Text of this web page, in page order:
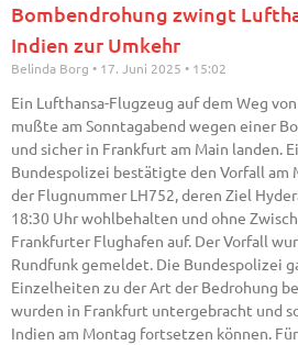
Bombendrohung zwingt
Indien zur Umkehr
Belinda Borg 17. Juni 2025 15:02
Ein Lufthansa-Flugzeug auf dem Weg
mußte am Sonntagabend wegen einer
und sicher in Frankfurt am Main landen.
Bundespolizei bestätigte den Vorfall am
der Flugnummer LH752, deren Ziel
18:30 Uhr wohlbehalten und ohne
Frankfurter Flughafen auf. Der Vorfall
Rundfunk gemeldet. Die Bundespolizei
Einzelheiten zu der Art der Bedrohung
wurden in Frankfurt untergebracht und
Indien am Montag fortsetzen können.